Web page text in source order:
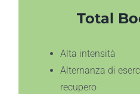
Total
Alta intensità
Alternanza di
recupero